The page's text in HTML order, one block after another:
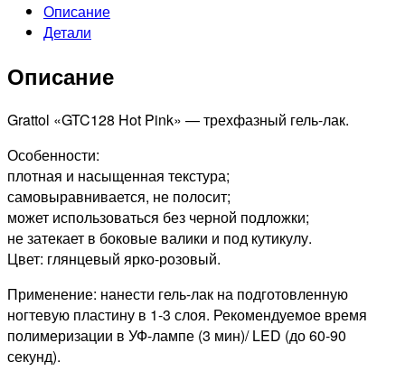
лак
Color
Polish
Pink,
Описание
Детали
Описание
Grattol «GTC128 Hot Pink» — трехфазный гель-лак.
Особенности:
плотная и насыщенная текстура;
самовыравнивается, не полосит;
может использоваться без черной подложки;
не затекает в боковые валики и под кутикулу.
Цвет: глянцевый ярко-розовый.
Применение: нанести гель-лак на подготовленную
ногтевую пластину в 1-3 слоя. Рекомендуемое время
полимеризации в УФ-лампе (3 мин)/ LED (до 60-90
секунд).